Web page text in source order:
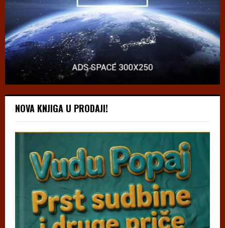
NOVA KNJIGA U PRODAJI!